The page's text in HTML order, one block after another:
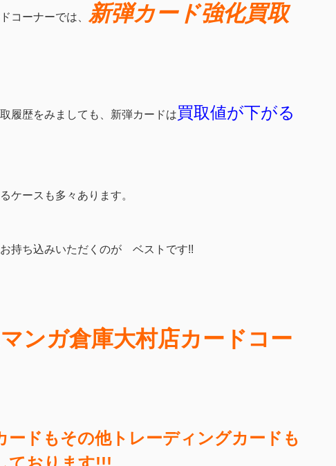
コーナーでは、
新弾カード強化買取
履歴をみましても、新弾カードは買取値が下がる
ケースも多々あります。
持ち込みいただくのが ベストです!!
ンガ倉庫大村店カードコー
ードもその他トレーディングカードも